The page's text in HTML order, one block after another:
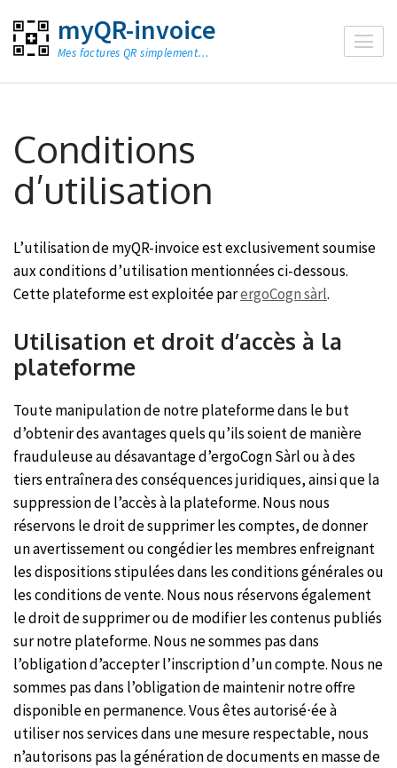
au
contenu
(Pressez
myQR-invoice
Mes factures QR simplement…
Conditions
d’utilisation
L’utilisation de myQR-invoice est exclusivement soumise
aux conditions d’utilisation mentionnées ci-dessous.
Cette plateforme est exploitée parergoCogn sàrl.
Utilisation et droit d’accès à la
plateforme
Toute manipulation de notre plateforme dans le but
d’obtenir des avantages quels qu’ils soient de manière
frauduleuse au désavantage d’ergoCogn Sàrl ou à des
tiers entraînera des conséquences juridiques, ainsi que la
suppression de l’accès à la plateforme. Nous nous
réservons le droit de supprimer les comptes, de donner
un avertissement ou congédier les membres enfreignant
les dispositions stipulées dans les conditions générales ou
les conditions de vente. Nous nous réservons également
le droit de supprimer ou de modifier les contenus publiés
sur notre plateforme. Nous ne sommes pas dans
l’obligation d’accepter l’inscription d’un compte. Nous ne
sommes pas dans l’obligation de maintenir notre offre
disponible en permanence. Vous êtes autorisé⋅ée à
utiliser nos services dans une mesure respectable, nous
n’autorisons pas la génération de documents en masse de